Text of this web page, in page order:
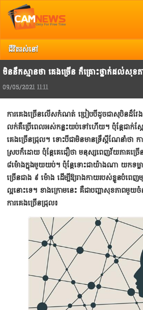
ជីវិតរស់នៅ
មិននឹកស្មានថា គេងច្រើន ក៏គ្រោះថ្នាក់ដល់សុខភ
09/05/2021 11:11
ការគេងច្រើនលើសកំណត់ ប្រៀបបីដូចជាសុបិនដ៏វែ
លក់គឺប្រើពេលអស់កន្លះយប់ទៅហើយ។ ប៉ុន្ដែជាក់ស្
គេងច្រើនជ្រុល។ ទោះបីជាមិនមានទ្រឹស្ដីណែនាំថា
ស្របក៏ដោយ ប៉ុន្ដែគេជឿថា មនុស្សពេញវ័យភាគច្រើ
៨ម៉ោងក្នុងមួយយប់។ ប៉ុន្ដែទោះជាយ៉ាងណា យកទម្ល
ច្រើនជាង ៩ ម៉ោង ដើម្បីឱ្យរាងកាយរបស់ខ្លួនបំពេញមុ
ល្អនោះទេ។ ខាងក្រោមនេះ គឺជាបញ្ហាសុខភាពមួ
ការគេងច្រើនជ្រុល៖
រាល់ការរិះគន់ កែលំអ បញ្ចេញយោបល់ អ្នកអាចទាក់ទង